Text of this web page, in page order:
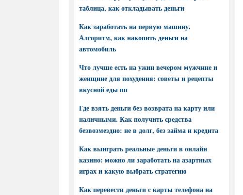
таблица, как откладывать деньги
Как заработать на первую машину.
Алгоритм, как накопить деньги на
автомобиль
Что лучше есть на ужин вечером мужчине и
женщине для похудения: советы и рецепты
вкусной еды пп
Где взять деньги без возврата на карту или
наличными. Как получить средства
безвозмездно: не в долг, без займа и кредита
Как выиграть реальные деньги в онлайн
казино: можно ли заработать на азартных
играх и какую выбрать стратегию
Как перевести деньги с карты телефона на